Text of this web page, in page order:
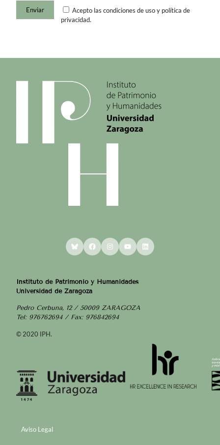
Acepto las condiciones de uso y política de
privacidad.
BlueskyFacebookInstagram
YouTubeLinkedIn
Instituto de Patrimonio y Humanidades
Universidad de Zaragoza
Pedro Cerbuna, 12 / 50009 ZARAGOZA
Tel: 976762694 / Fax: 976842694
© 2020 IPH.
Aviso Legal